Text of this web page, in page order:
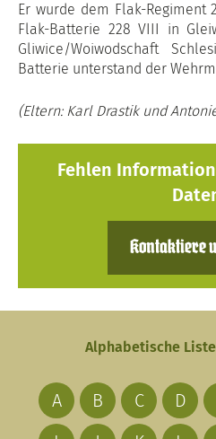
Er wurde dem Flak-Regiment
Flak-Batterie 228 VIII in
Gliwice/Woiwodschaft
Batterie unterstand der
(Eltern: Karl Drastik und
Fehlen
Kontaktiere
Alphabetische
A B C D